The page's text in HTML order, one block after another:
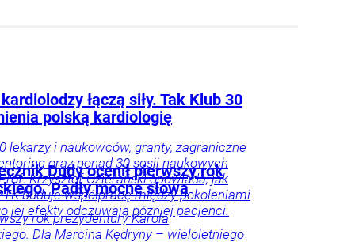
łączą siły. Tak Klub 30
polską kardiologię
lekarzy i naukowców, granty, zagraniczne
oraz ponad 30 sesji naukowych
Krzysztof Ozierański opowiada, jak
buduje współpracę między pokoleniami
jej efekty odczuwają później pacjenci.
Dudy ocenił pierwszy rok
Padły mocne słowa
rok prezydentury Karola
Dla Marcina Kędryny – wieloletniego